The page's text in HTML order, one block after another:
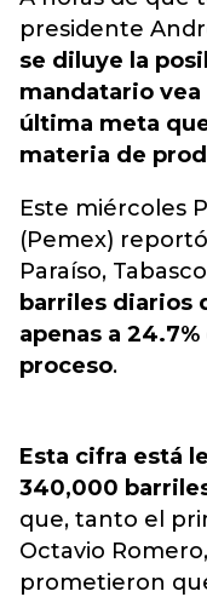
presidente
se diluye la
mandatario
última meta
materia de
Este miércoles
(Pemex)
Paraíso,
barriles diarios
apenas a
proceso.
Esta cifra está
340,000
que, tanto el
Octavio
prometieron